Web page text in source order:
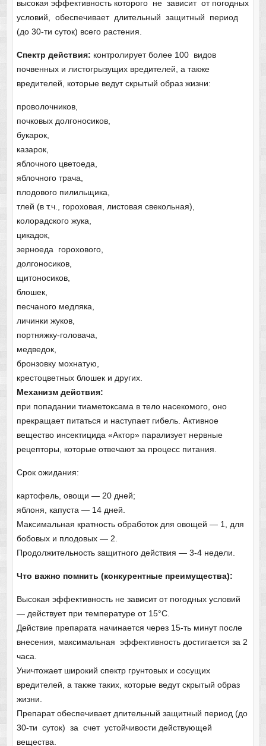
высокая эффективность которого не зависит от погодных
условий, обеспечивает длительный защитный период
(до 30-ти суток) всего растения.
Спектр действия: контролирует более 100 видов
почвенных и листогрызущих вредителей, а также
вредителей, которые ведут скрытый образ жизни:
проволочников,
почковых долгоносиков,
букарок,
казарок,
яблочного цветоеда,
яблочного трача,
плодового пилильщика,
тлей (в т.ч., гороховая, листовая свекольная),
колорадского жука,
цикадок,
зерноеда горохового,
долгоносиков,
щитоносиков,
блошек,
песчаного медляка,
личинки жуков,
портняжку-головача,
медведок,
бронзовку мохнатую,
крестоцветных блошек и других.
Механизм действия:
при попадании тиаметоксама в тело насекомого, оно
прекращает питаться и наступает гибель. Активное
вещество инсектицида «Актор» парализует нервные
рецепторы, которые отвечают за процесс питания.
Срок ожидания:
картофель, овощи — 20 дней;
яблоня, капуста — 14 дней.
Максимальная кратность обработок для овощей — 1, для
бобовых и плодовых — 2.
Продолжительность защитного действия — 3-4 недели.
Что важно помнить (конкурентные преимущества):
Высокая эффективность не зависит от погодных условий
— действует при температуре от 15°С.
Действие препарата начинается через 15-ть минут после
внесения, максимальная эффективность достигается за 2
часа.
Уничтожает широкий спектр грунтовых и сосущих
вредителей, а также таких, которые ведут скрытый образ
жизни.
Препарат обеспечивает длительный защитный период (до
30-ти суток) за счет устойчивости действующей
вещества.